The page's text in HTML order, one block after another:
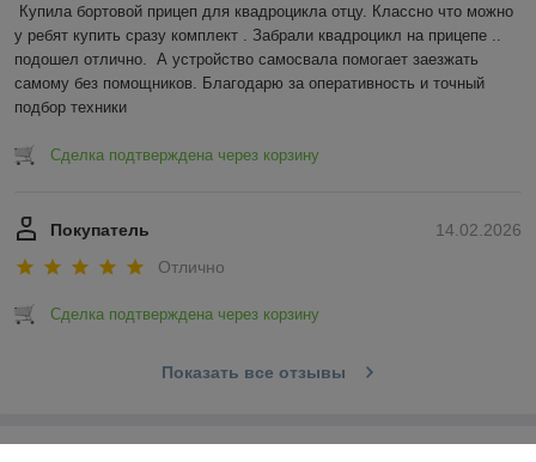
Купила бортовой прицеп для квадроцикла отцу. Классно что можно
у ребят купить сразу комплект . Забрали квадроцикл на прицепе ..
подошел отлично.  А устройство самосвала помогает заезжать
самому без помощников. Благодарю за оперативность и точный
подбор техники
Сделка подтверждена через корзину
14.02.2026
Покупатель
Отлично
Сделка подтверждена через корзину
Показать все отзывы